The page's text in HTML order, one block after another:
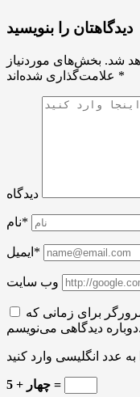
دیدگاهتان را بنویسید
شد. بخش‌های موردنیاز
*
دیدگاه
نام*
ایمیل*
وب سایت
برای زمانی که
دوباره دیدگاهی می‌نویسم.
5 + چهار =